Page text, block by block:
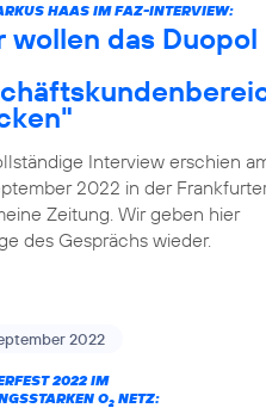
HAAS IM FAZ-INTERVIEW:
wollen das Duopol
Interview erschien
2022 in der
Zeitung. Wir geben hier
des Gesprächs wieder.
2022
2022 IM
O2NETZ: